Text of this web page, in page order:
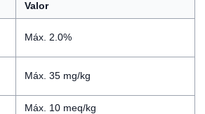
Valor
Máx. 2.0%
Máx. 35 mg/kg
Máx. 10 meq/kg